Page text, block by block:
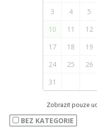
3 4 5
10
11 12
17
18 19
24
25 26
31
Zobrazit pouze
BEZ KATEGORIE